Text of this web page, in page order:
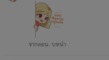
จากตอน: บทนำ